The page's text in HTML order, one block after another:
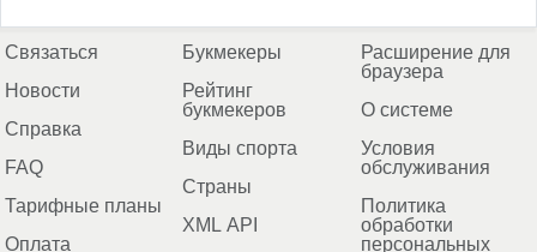
Связаться
Новости
Справка
FAQ
Тарифные планы
Оплата
Букмекеры
Рейтинг
букмекеров
Виды спорта
Страны
XML API
Расширение для
браузера
О системе
Условия
обслуживания
Политика
обработки
персональных